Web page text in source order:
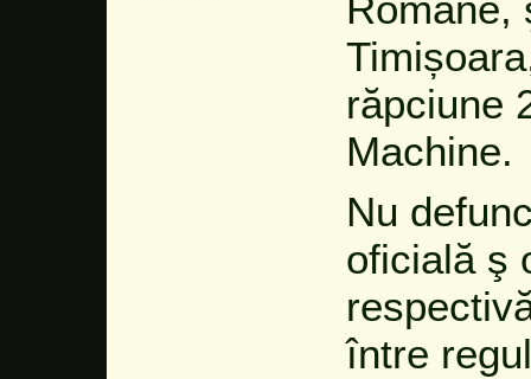
răpciune
Machine.
Nu
oficială ş
între